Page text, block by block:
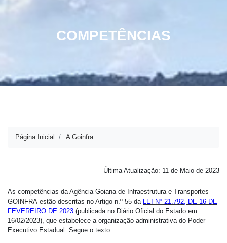
COMPETÊNCIAS
Página Inicial A Goinfra
Última Atualização: 11 de Maio de 2023
As competências da Agência Goiana de Infraestrutura e Transportes
GOINFRA estão descritas no Artigo n.º 55 da LEI Nº 21.792, DE 16 DE
FEVEREIRO DE 2023 (publicada no Diário Oficial do Estado em
16/02/2023), que estabelece a organização administrativa do Poder
Executivo Estadual. Segue o texto: